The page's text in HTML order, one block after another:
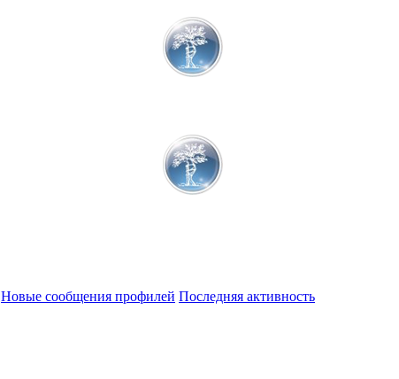
Новые сообщения профилей Последняя активность